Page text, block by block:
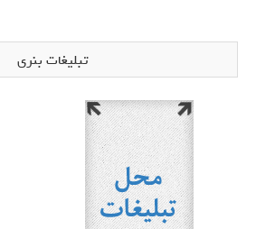
تبلیغات بنری